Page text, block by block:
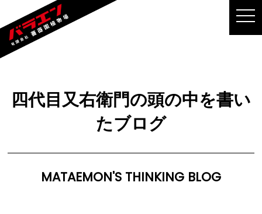
四代目又右衛門の頭の中を書い
たブログ
MATAEMON'S THINKING BLOG